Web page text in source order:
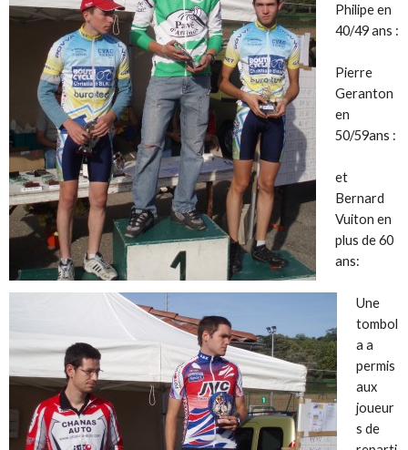
Philipe en
40/49 ans :
Pierre
Geranton
en
50/59ans :
et
Bernard
Vuiton en
plus de 60
ans:
Une
tombol
a a
permis
aux
joueur
s de